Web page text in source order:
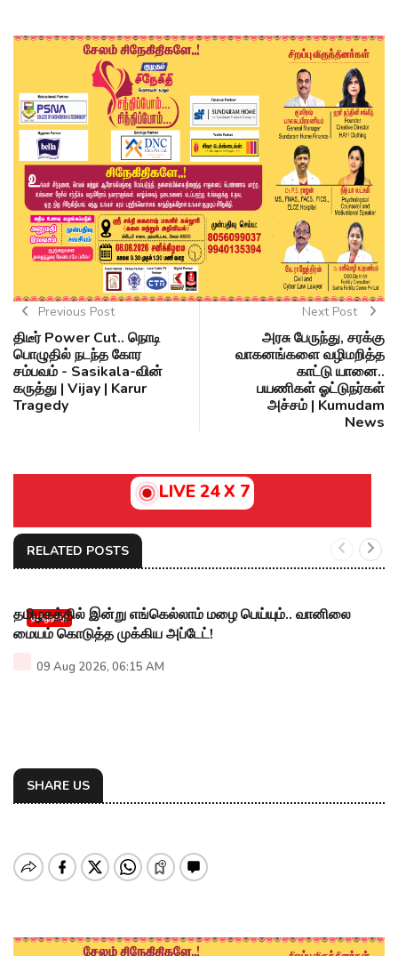
Previous Post
திடீர் Power Cut.. நொடி
பொழுதில் நடந்த கோர
சம்பவம் - Sasikala-வின்
கருத்து | Vijay | Karur
Tragedy
Next Post
அரசு பேருந்து, சரக்கு
வாகனங்களை வழிமறித்த
காட்டு யானை..
பயணிகள் ஓட்டுநர்கள்
அச்சம் | Kumudam
News
LIVE 24 X 7
RELATED POSTS
தமிழ்நாடு
தமிழகத்தில் இன்று எங்கெல்லாம் மழை பெய்யும்.. வானிலை
மையம் கொடுத்த முக்கிய அப்டேட்!
09 Aug 2026, 06:15 AM
SHARE US